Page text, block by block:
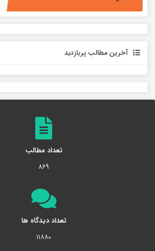
آخرین مطالب پربازدید
تعداد مطالب
۸۶۹
تعداد دیدگاه ها
۱۱۸۸۰